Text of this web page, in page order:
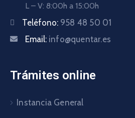
L – V: 8:00h a 15:00h
Teléfono: 958 48 50 01
Email: info@quentar.es
Trámites online
Instancia General